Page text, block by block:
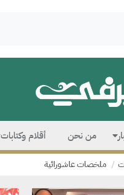
من نحن أقلام وكتابات
ملخصات عاشورائية